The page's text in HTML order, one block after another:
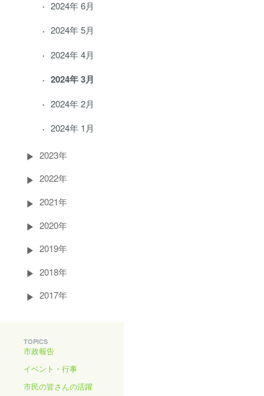
2024年 6月
2024年 5月
2024年 4月
2024年 3月
2024年 2月
2024年 1月
2023年
2022年
2021年
2020年
2019年
2018年
2017年
TOPICS
市政報告
イベント・行事
市民の皆さんの活躍